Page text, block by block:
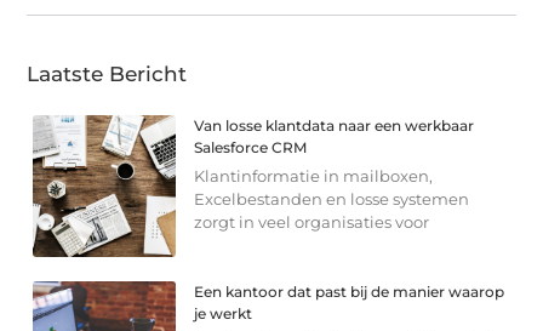
Laatste Bericht
Van losse klantdata naar een werkbaar
Salesforce CRM
Klantinformatie in mailboxen,
Excelbestanden en losse systemen
zorgt in veel organisaties voor
Een kantoor dat past bij de manier waarop
je werkt